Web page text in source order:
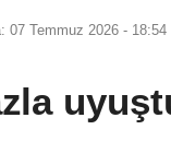
07 Temmuz 2026 - 18:54